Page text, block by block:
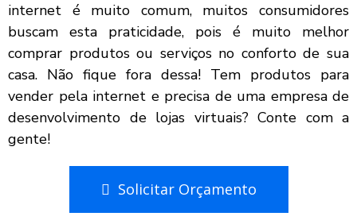
internet é muito comum, muitos consumidores
buscam esta praticidade, pois é muito melhor
comprar produtos ou serviços no conforto de sua
casa. Não fique fora dessa! Tem produtos para
vender pela internet e precisa de uma empresa de
desenvolvimento de lojas virtuais? Conte com a
gente!
Solicitar Orçamento